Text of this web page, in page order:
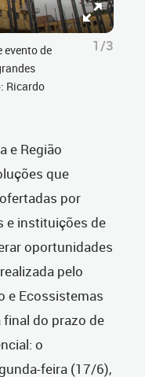
evento de
Ricardo
1/3
e Região
que
por
e instituições de
oportunidades
pelo
e Ecossistemas
final do prazo de
o
feira (17/6),